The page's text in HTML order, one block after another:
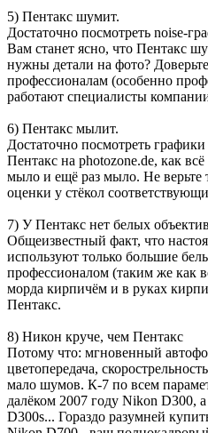
5) Пентакс шумит.
Достаточно посмотреть noise-
Вам станет ясно, что Пентакс
нужны детали на фото?
профессионалам (особенно
работают специалисты
6) Пентакс мылит.
Достаточно посмотреть
Пентакс на photozone.de, как
мыло и ещё раз мыло. Не верьте
оценки у стёкол
7) У Пентакс нет белых
Общеизвестный факт, что
используют только большие
профессионалом (таким же как
морда кирпичём и в руках
Пентакс.
8) Никон круче, чем Пентакс
Потому что: мгновенный
цветопередача,
мало шумов. К-7 по всем
далёком 2007 году Nikon D300,
D300s... Гораздо разумней